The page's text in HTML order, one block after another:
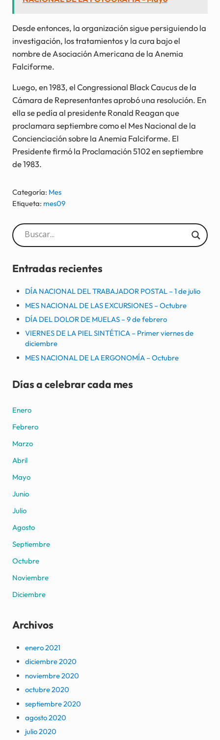
Desde entonces, la organización sigue persiguiendo la
investigación, los tratamientos y la cura bajo el
nombre de Asociación Americana de la Anemia
Falciforme.
Luego, en 1983, el Congressional Black Caucus de la
Cámara de Representantes aprobó una resolución. En
ella se pedía al presidente Ronald Reagan que
proclamara septiembre como el Mes Nacional de la
Concienciación sobre la Anemia Falciforme. El
Presidente firmó la Proclamación 5102 en septiembre
de 1983.
Categoría: Mes
Etiqueta: mes09
Sidebar
Entradas recientes
DÍA NACIONAL DEL TRABAJADOR POSTAL – 1 de julio
MES NACIONAL DE LAS EXCURSIONES – Octubre
DÍA DEL DOLOR DE MUELAS – 9 de febrero
VIERNES DE LA PIEL SINTÉTICA – Primer viernes de
diciembre
MES NACIONAL DE LA ERGONOMÍA – Octubre
Días a celebrar cada mes
Enero
Febrero
Marzo
Abril
Mayo
Junio
Julio
Agosto
Septiembre
Octubre
Noviembre
Diciembre
Archivos
enero 2021
diciembre 2020
noviembre 2020
octubre 2020
septiembre 2020
agosto 2020
julio 2020